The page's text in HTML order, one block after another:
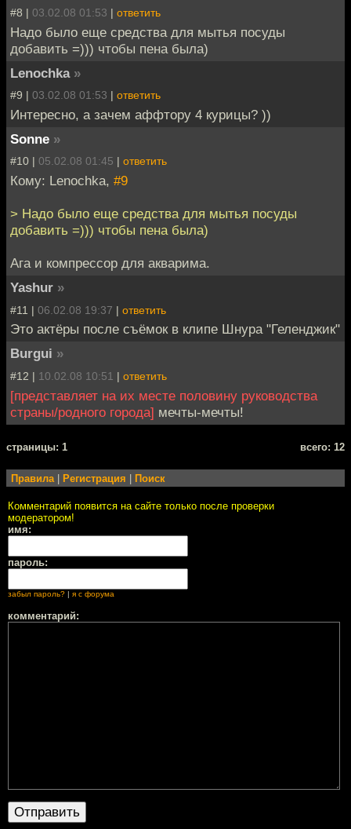
#8 | 03.02.08 01:53 | ответить
Надо было еще средства для мытья посуды
добавить =))) чтобы пена была)
Lenochka »
#9 | 03.02.08 01:53 | ответить
Интересно, а зачем аффтору 4 курицы? ))
Sonne »
#10 | 05.02.08 01:45 | ответить
Кому: Lenochka, #9
> Надо было еще средства для мытья посуды
добавить =))) чтобы пена была)
Ага и компрессор для акварима.
Yashur »
#11 | 06.02.08 19:37 | ответить
Это актёры после съёмок в клипе Шнура "Геленджик"
Burgui »
#12 | 10.02.08 10:51 | ответить
[представляет на их месте половину руководства
страны/родного города] мечты-мечты!
cтраницы: 1 всего: 12
Правила | Регистрация | Поиск
Комментарий появится на сайте только после проверки
модератором!
имя:
пароль:
забыл пароль? | я с форума
комментарий: